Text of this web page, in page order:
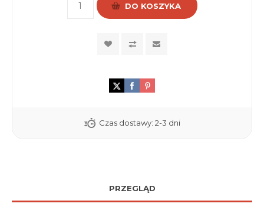
DO KOSZYKA
Czas dostawy: 2-3 dni
PRZEGLĄD